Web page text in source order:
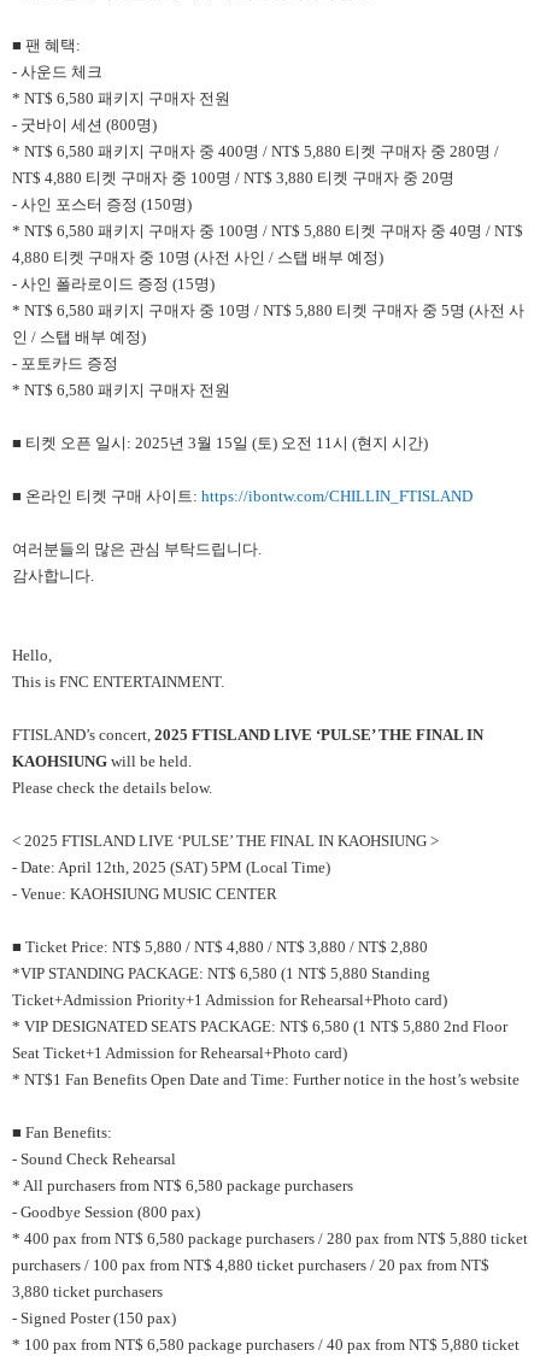
■ 팬 혜택:
- 사운드 체크
* NT$ 6,580 패키지 구매자 전원
- 굿바이 세션 (800명)
* NT$ 6,580 패키지 구매자 중 400명 / NT$ 5,880 티켓 구매자 중 280명 /
NT$ 4,880 티켓 구매자 중 100명 / NT$ 3,880 티켓 구매자 중 20명
- 사인 포스터 증정 (150명)
* NT$ 6,580 패키지 구매자 중 100명 / NT$ 5,880 티켓 구매자 중 40명 / NT$
4,880 티켓 구매자 중 10명 (사전 사인 / 스탭 배부 예정)
- 사인 폴라로이드 증정 (15명)
* NT$ 6,580 패키지 구매자 중 10명 / NT$ 5,880 티켓 구매자 중 5명 (사전 사
인 / 스탭 배부 예정)
- 포토카드 증정
* NT$ 6,580 패키지 구매자 전원
■ 티켓 오픈 일시: 2025년 3월 15일 (토) 오전 11시 (현지 시간)
■ 온라인 티켓 구매 사이트: https://ibontw.com/CHILLIN_FTISLAND
여러분들의 많은 관심 부탁드립니다.
감사합니다.
Hello,
This is FNC ENTERTAINMENT.
FTISLAND’s concert, 2025 FTISLAND LIVE ‘PULSE’ THE FINAL IN
KAOHSIUNG will be held.
Please check the details below.
< 2025 FTISLAND LIVE ‘PULSE’ THE FINAL IN KAOHSIUNG >
- Date: April 12th, 2025 (SAT) 5PM (Local Time)
- Venue: KAOHSIUNG MUSIC CENTER
■ Ticket Price: NT$ 5,880 / NT$ 4,880 / NT$ 3,880 / NT$ 2,880
*VIP STANDING PACKAGE: NT$ 6,580 (1 NT$ 5,880 Standing
Ticket+Admission Priority+1 Admission for Rehearsal+Photo card)
* VIP DESIGNATED SEATS PACKAGE: NT$ 6,580 (1 NT$ 5,880 2nd Floor
Seat Ticket+1 Admission for Rehearsal+Photo card)
* NT$1 Fan Benefits Open Date and Time: Further notice in the host’s website
■ Fan Benefits:
- Sound Check Rehearsal
* All purchasers from NT$ 6,580 package purchasers
- Goodbye Session (800 pax)
* 400 pax from NT$ 6,580 package purchasers / 280 pax from NT$ 5,880 ticket
purchasers / 100 pax from NT$ 4,880 ticket purchasers / 20 pax from NT$
3,880 ticket purchasers
- Signed Poster (150 pax)
* 100 pax from NT$ 6,580 package purchasers / 40 pax from NT$ 5,880 ticket